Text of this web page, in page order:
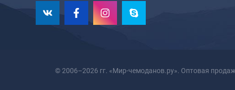
© 2006–2026 гг. «Мир-чемоданов.ру». Оптовая